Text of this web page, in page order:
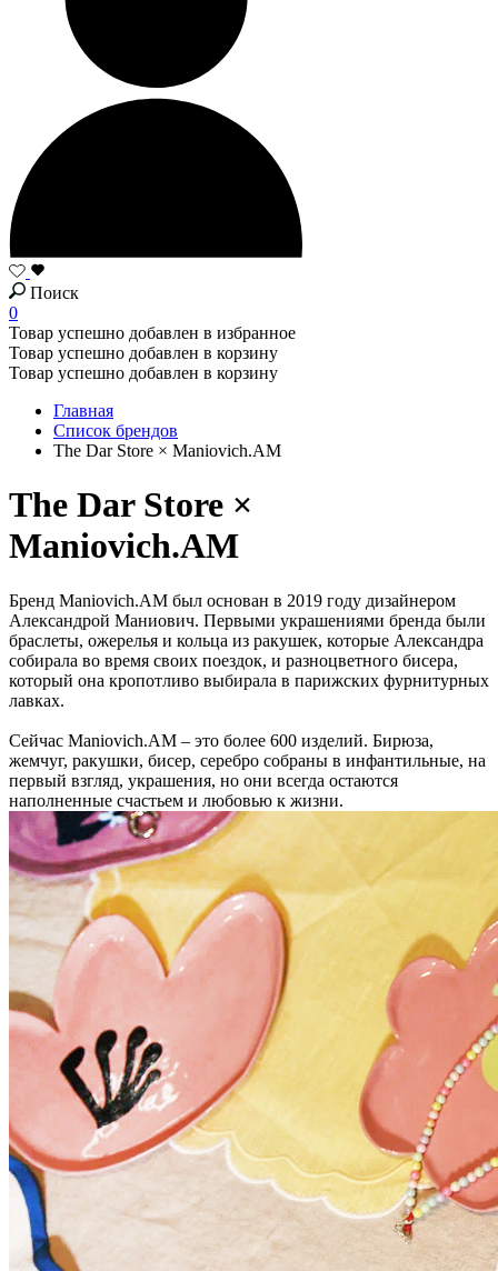
Поиск
0
Товар успешно добавлен в избранное
Товар успешно добавлен в корзину
Товар успешно добавлен в корзину
Главная
Список брендов
The Dar Store × Maniovich.AM
The Dar Store ×
Maniovich.AM
Бренд Maniovich.AM был основан в 2019 году дизайнером
Александрой Маниович. Первыми украшениями бренда были
браслеты, ожерелья и кольца из ракушек, которые Александра
собирала во время своих поездок, и разноцветного бисера,
который она кропотливо выбирала в парижских фурнитурных
лавках.
Сейчас Maniovich.AM – это более 600 изделий. Бирюза,
жемчуг, ракушки, бисер, серебро собраны в инфантильные, на
первый взгляд, украшения, но они всегда остаются
наполненные счастьем и любовью к жизни.